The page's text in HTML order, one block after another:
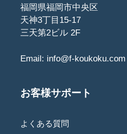
福岡県福岡市中央区
天神3丁目15-17
三天第2ビル 2F
Email: info@f-koukoku.com
お客様サポート
よくある質問